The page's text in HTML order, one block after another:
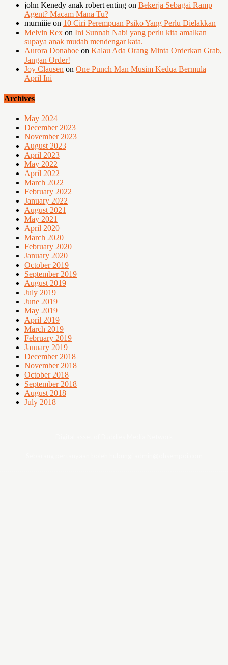
john Kenedy anak robert enting on Bekerja Sebagai Ramp
Agent? Macam Mana Tu?
murniiie on 10 Ciri Perempuan Psiko Yang Perlu Dielakkan
Melvin Rex on Ini Sunnah Nabi yang perlu kita amalkan
supaya anak mudah mendengar kata.
Aurora Donahoe on Kalau Ada Orang Minta Orderkan Grab,
Jangan Order!
Joy Clausen on One Punch Man Musim Kedua Bermula
April Ini
Archives
May 2024
December 2023
November 2023
August 2023
April 2023
May 2022
April 2022
March 2022
February 2022
January 2022
August 2021
May 2021
April 2020
March 2020
February 2020
January 2020
October 2019
September 2019
August 2019
July 2019
June 2019
May 2019
April 2019
March 2019
February 2019
January 2019
December 2018
November 2018
October 2018
September 2018
August 2018
July 2018